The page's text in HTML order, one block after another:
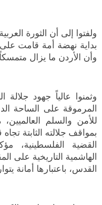
ولفتوا إلى أن الثورة
بداية نهضة أمة قامت على
وأن الأردن ما يزال متمسكاً
وثمنوا عالياً جهود
المرموقة على الساحة
للأمن والسلم
بمواقف جلالته الثابتة
القضية الفلسطينية،
الهاشمية التاريخية على
القدس، باعتبارها أمانة